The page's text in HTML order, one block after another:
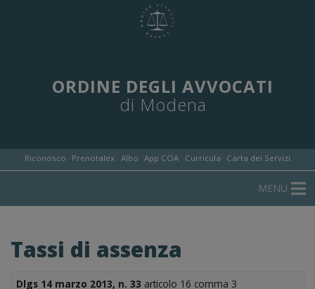
ORDINE DEGLI AVVOCATI
di Modena
Riconosco Prenotalex Albo App COA Curricula Carta dei Servizi
MENU
Tassi di assenza
Dlgs 14 marzo 2013, n. 33 articolo 16 comma 3